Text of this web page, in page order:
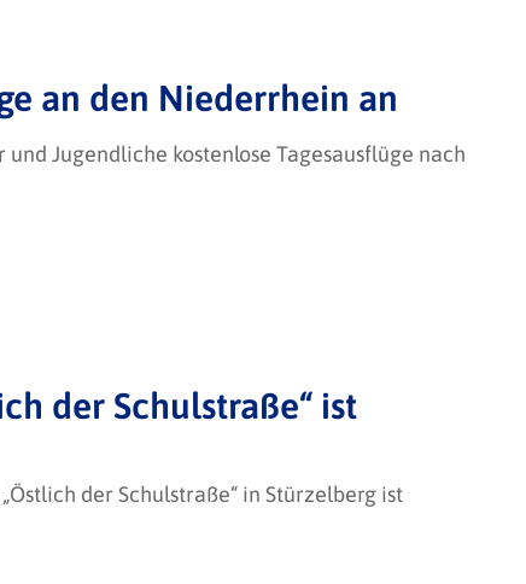
an den Niederrhein an
Jugendliche kostenlose Tagesausflüge nach
der Schulstraße“ ist
der Schulstraße“ in Stürzelberg ist